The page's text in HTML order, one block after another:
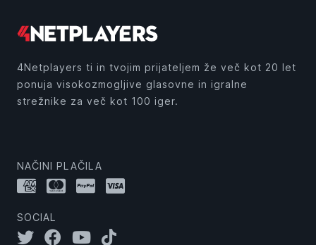
4Netplayers ti in tvojim prijateljem že več kot 20 let
ponuja visokozmogljive glasovne in igralne
strežnike za več kot 100 iger.
NAČINI PLAČILA
SOCIAL